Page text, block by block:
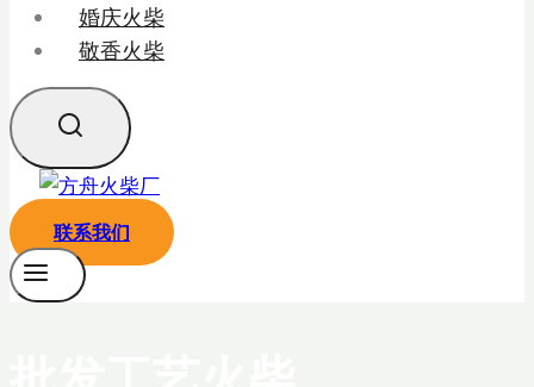
婚庆火柴
敬香火柴
联系我们